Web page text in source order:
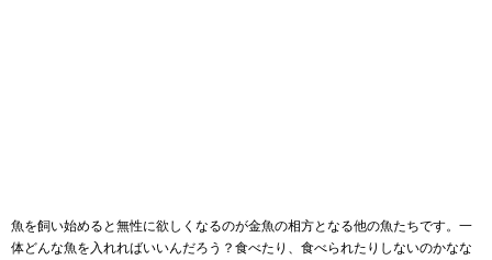
魚を飼い始めると無性に欲しくなるのが金魚の相方となる他の魚たちです。一
体どんな魚を入れればいいんだろう？食べたり、食べられたりしないのかなな